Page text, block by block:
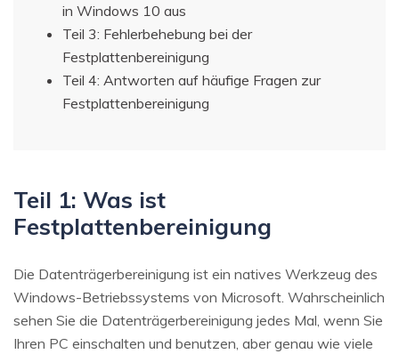
in Windows 10 aus
Teil 3: Fehlerbehebung bei der
Festplattenbereinigung
Teil 4: Antworten auf häufige Fragen zur
Festplattenbereinigung
Teil 1: Was ist
Festplattenbereinigung
Die Datenträgerbereinigung ist ein natives Werkzeug des
Windows-Betriebssystems von Microsoft. Wahrscheinlich
sehen Sie die Datenträgerbereinigung jedes Mal, wenn Sie
Ihren PC einschalten und benutzen, aber genau wie viele